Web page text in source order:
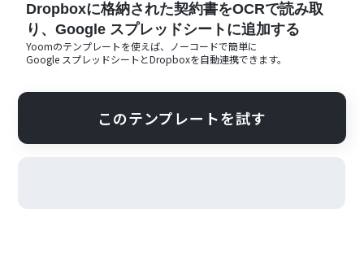
Dropboxに格納された契約書をOCRで読み取
り、Google スプレッドシートに追加する
Yoomのテンプレートを使えば、ノーコードで簡単に
Google スプレッドシート とDropboxを自動連携できます。
このテンプレートを試す